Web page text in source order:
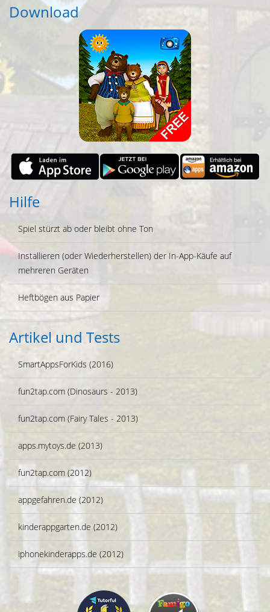
Download
Hilfe
Spiel stürzt ab oder bleibt ohne Ton
Installieren (oder Wiederherstellen) der In-App-Käufe auf
mehreren Geräten
Heftbögen aus Papier
Artikel und Tests
SmartAppsForKids (2016)
fun2tap.com (Dinosaurs - 2013)
fun2tap.com (Fairy Tales - 2013)
apps.mytoys.de (2013)
fun2tap.com (2012)
appgefahren.de (2012)
kinderappgarten.de (2012)
iphonekinderapps.de (2012)